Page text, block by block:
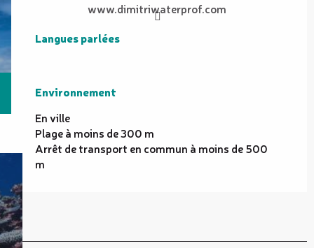
www.dimitriwaterprof.com
Langues parlées
Langues parlées
Environnement
Environnement
En ville
Plage à moins de 300 m
Arrêt de transport en commun à moins de 500
m